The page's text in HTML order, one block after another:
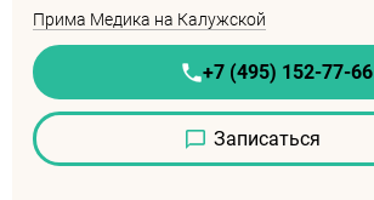
Прима Медика на Калужской
+7 (495) 152-77-66
Записаться